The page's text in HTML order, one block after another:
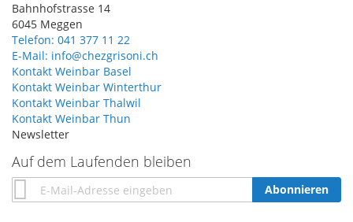
Bahnhofstrasse 14
6045 Meggen
Telefon: 041 377 11 22
E-Mail: info@chezgrisoni.ch
Kontakt Weinbar Basel
Kontakt Weinbar Winterthur
Kontakt Weinbar Thalwil
Kontakt Weinbar Thun
Newsletter
Auf dem Laufenden bleiben
Annmeldung
zum
Abonnieren